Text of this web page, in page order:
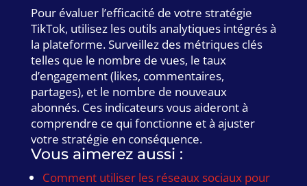
Pour évaluer l’efficacité de votre stratégie
TikTok, utilisez les outils analytiques intégrés à
la plateforme. Surveillez des métriques clés
telles que le nombre de vues, le taux
d’engagement (likes, commentaires,
partages), et le nombre de nouveaux
abonnés. Ces indicateurs vous aideront à
comprendre ce qui fonctionne et à ajuster
votre stratégie en conséquence.
Vous aimerez aussi :
Comment utiliser les réseaux sociaux pour